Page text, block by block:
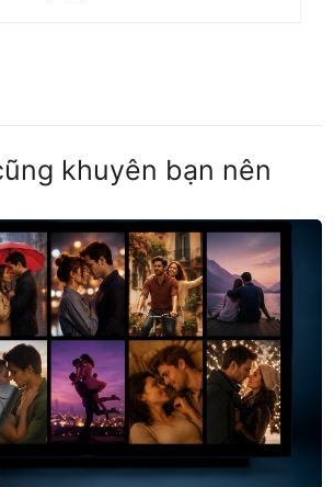
khuyên bạn nên